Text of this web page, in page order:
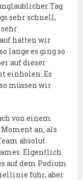
Tag
sehr schnell,
hatten wir
lange es ging so
auf dieser
einholen. Es
müssen wir
von einem
Moment an, als
absolut
Eigentlich
auf dem Podium
fuhr, aber